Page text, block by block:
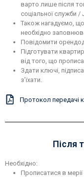
варто лише після
соціальної служби
Також нагадуємо,
необхідно
Повідомити
Підготувати
від того, що
Здати ключі,
з’їхати.
Протокол передачі
Після
Необхідно:
Прописатися в